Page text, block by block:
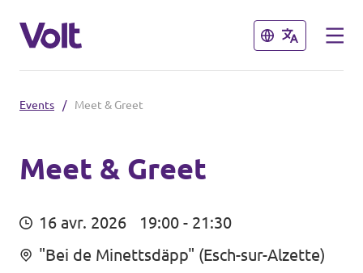
Fermer
Choisir une langue
Volt dans d'autres pays
Fermer
Events / Meet & Greet
Meet & Greet
16 avr. 2026
19:00 - 21:30
"Bei de Minettsdäpp" (Esch-sur-Alzette)